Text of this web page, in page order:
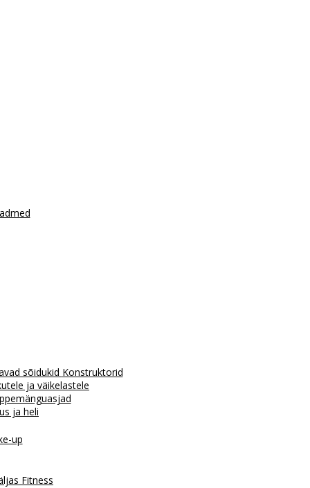
sõidukid Konstruktorid
ja väikelastele
ja heli
up
Fitness